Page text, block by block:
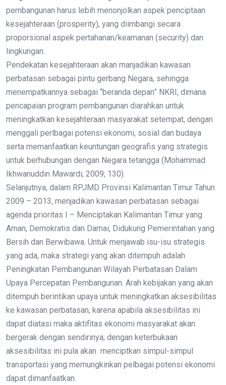
pembangunan harus lebih menonjolkan aspek penciptaan
kesejahteraan (prosperity), yang diimbangi secara
proporsional aspek pertahanan/keamanan (security) dan
lingkungan.
Pendekatan kesejahteraan akan manjadikan kawasan
perbatasan sebagai pintu gerbang Negara, sehingga
menempatkannya sebagai “beranda depan” NKRI, dimana
pencapaian program pembangunan diarahkan untuk
meningkatkan kesejahteraan masyarakat setempat, dengan
menggali perlbagai potensi ekonomi, sosial dan budaya
serta memanfaatkan keuntungan geografis yang strategis
untuk berhubungan dengan Negara tetangga (Mohammad
Ikhwanuddin Mawardi; 2009; 130).
Selanjutnya, dalam RPJMD Provinsi Kalimantan Timur Tahun
2009 – 2013, menjadikan kawasan perbatasan sebagai
agenda prioritas I – Menciptakan Kalimantan Timur yang
Aman, Demokratis dan Damai, Didukung Pemerintahan yang
Bersih dan Berwibawa. Untuk menjawab isu-isu strategis
yang ada, maka strategi yang akan ditempuh adalah
Peningkatan Pembangunan Wilayah Perbatasan Dalam
Upaya Percepatan Pembangunan. Arah kebijakan yang akan
ditempuh berintikan upaya untuk meningkatkan aksesibilitas
ke kawasan perbatasan, karena apabila aksesibilitas ini
dapat diatasi maka aktifitas ekonomi masyarakat akan
bergerak dengan sendirinya; dengan keterbukaan
aksesibilitas ini pula akan menciptkan simpul-simpul
transportasi yang memungkinkan pelbagai potensi ekonomi
dapat dimanfaatkan.